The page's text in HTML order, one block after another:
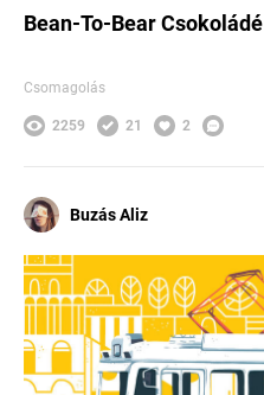
Bean-To-Bear Csokoládé
Csomagolás
2259 21 2
Buzás Aliz